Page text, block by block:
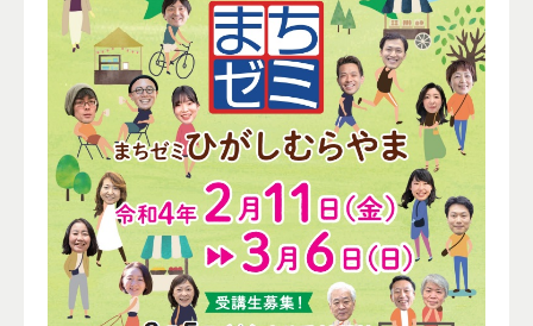
ブログ
メディア掲載
ユーザーコラム
フォームからお問い合わせする
042-391-3328
営業時間
平日10：00 - 18：00
（土曜・日曜・祝日除く）